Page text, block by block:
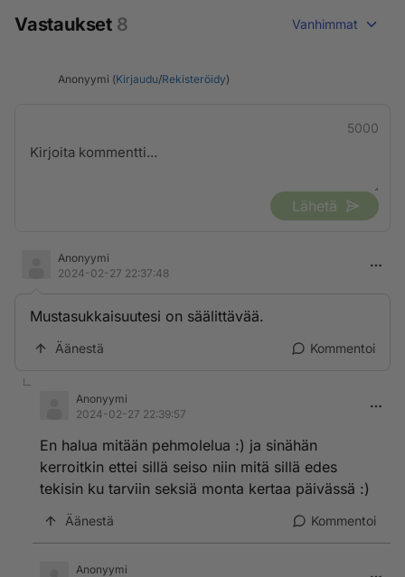
Vastaukset 8 Vanhimmat
Anonyymi (Kirjaudu/Rekisteröidy)
5000
Lähetä
Anonyymi
2024-02-27 22:37:48
Mustasukkaisuutesi on säälittävää.
Äänestä Kommentoi
Anonyymi
2024-02-27 22:39:57
En halua mitään pehmolelua :) ja sinähän
kerroitkin ettei sillä seiso niin mitä sillä edes
tekisin ku tarviin seksiä monta kertaa päivässä :)
Äänestä Kommentoi
Anonyymi